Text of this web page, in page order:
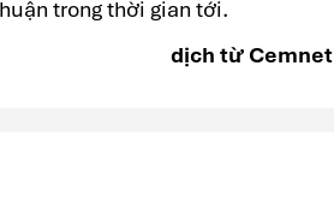
trong thời gian tới.
dịch từ Cemnet